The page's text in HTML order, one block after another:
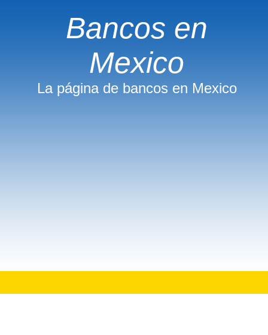
Bancos en
Mexico
La página de bancos en Mexico